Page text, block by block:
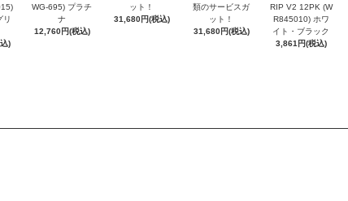
リ
)
WG-695) プラチ
ナ
12,760円(税込)
ット！
31,680円(税込)
類のサービスガ
ット！
31,680円(税込)
RIP V2 12PK (W
R845010) ホワ
イト・ブラック
3,861円(税込)